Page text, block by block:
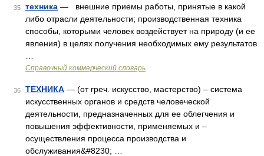
35 техника — внешние приемы работы, принятые в какой
либо отрасли деятельности; производственная техника
способы, которыми человек воздействует на природу (и ее
явления) в целях получения необходимых ему результатов
Справочный коммерческий словарь
36 ТЕХНИКА — (от греч. искусство, мастерство) – система
искусственных органов и средств человеческой
деятельности, предназначенных для ее облегчения и
повышения эффективности, применяемых и –
осуществления процесса производства и
обслуживания&#8230; …